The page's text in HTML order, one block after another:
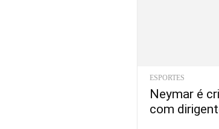
ESPORTES
Neymar é
com